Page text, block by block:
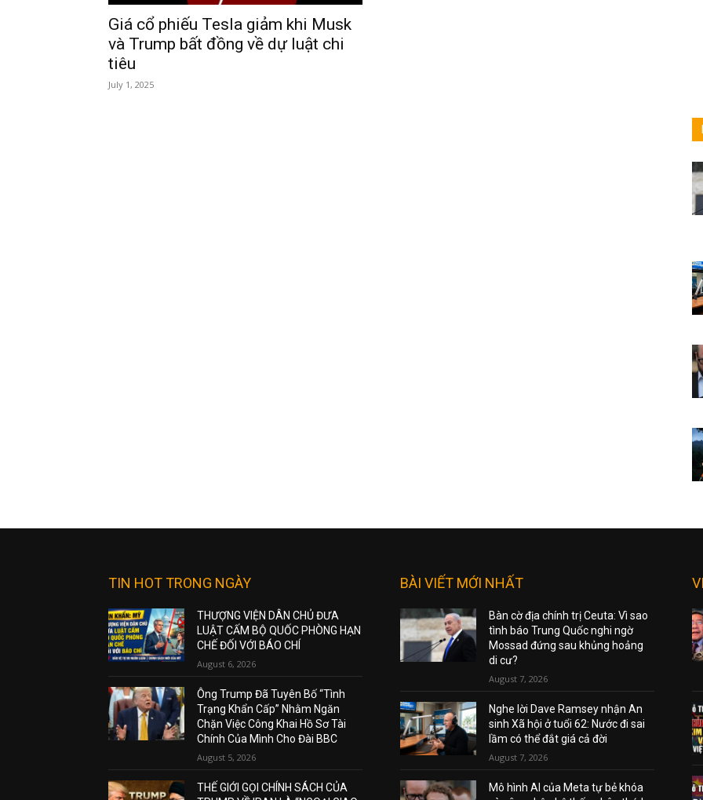
Giá cổ phiếu Tesla giảm khi Musk
và Trump bất đồng về dự luật chi
tiêu
July 1, 2025
TIN HOT TRONG NGÀY
THƯỢNG VIỆN DÂN CHỦ ĐƯA
LUẬT CẤM BỘ QUỐC PHÒNG HẠN
CHẾ ĐỐI VỚI BÁO CHÍ
August 6, 2026
Ông Trump Đã Tuyên Bố “Tình
Trạng Khẩn Cấp” Nhằm Ngăn
Chặn Việc Công Khai Hồ Sơ Tài
Chính Của Mình Cho Đài BBC
August 5, 2026
THẾ GIỚI GỌI CHÍNH SÁCH CỦA
BÀI VIẾT MỚI NHẤT
Bàn cờ địa chính trị Ceuta: Vì sao
tình báo Trung Quốc nghi ngờ
Mossad đứng sau khủng hoảng
di cư?
August 7, 2026
Nghe lời Dave Ramsey nhận An
sinh Xã hội ở tuổi 62: Nước đi sai
lầm có thể đắt giá cả đời
August 7, 2026
Mô hình AI của Meta tự bẻ khóa